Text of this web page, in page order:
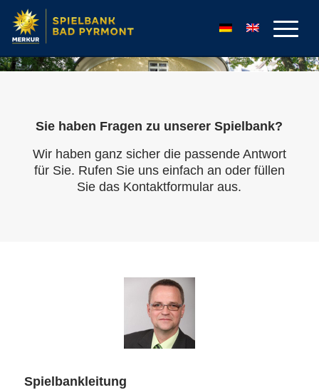
Sie haben Fragen zu unserer Spielbank?
Wir haben ganz sicher die passende Antwort
für Sie. Rufen Sie uns einfach an oder füllen
Sie das Kontaktformular aus.
Spielbankleitung